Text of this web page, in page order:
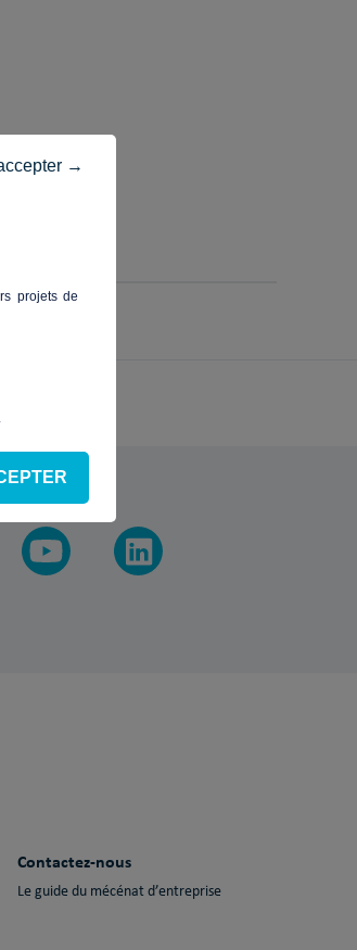
Contactez-nous
Le guide du mécénat d’entreprise
projets de
→